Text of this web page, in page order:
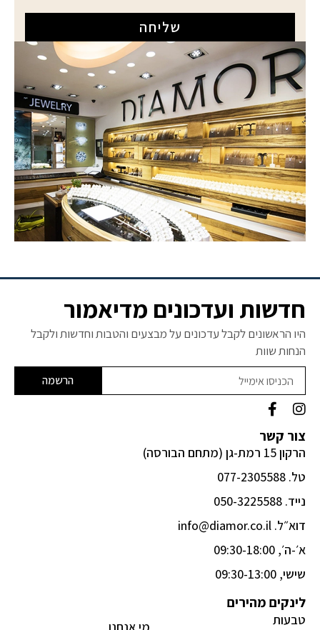
שליחה
חדשות ועדכונים מדיאמור
היו הראשונים לקבל עדכונים על מבצעים והטבות וחדשות ולקבל
הנחות שוות
הרשמה
F
a
c
e
b
o
o
k
f
I
n
s
t
a
g
r
a
צור קשר
הרקון 15 רמת-גן (מתחם הבורסה)
טל. 077-2305588
נייד. 050-3225588
דוא״ל. info@diamor.co.il
א׳-ה׳, 09:30-18:00
שישי, 09:30-13:00
לינקים מהירים
טבעות